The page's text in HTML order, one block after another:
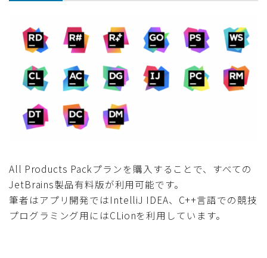
All Products Packプランを購入することで、すべての
JetBrains製品有料版が利用可能です。
筆者はアプリ開発ではIntelliJ IDEA、C++言語での競技
プログラミング用にはCLionを利用しています。